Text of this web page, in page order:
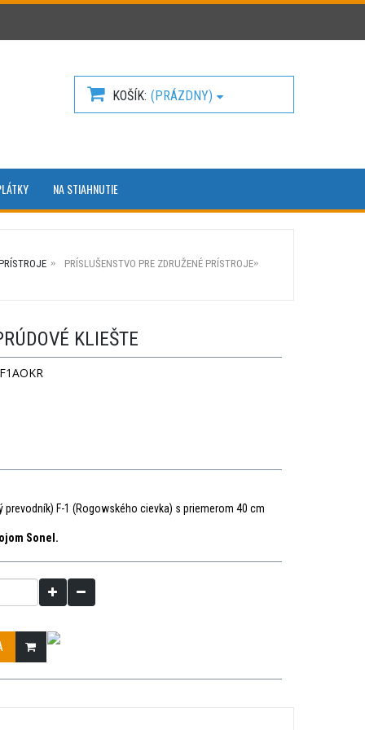
KOŠÍK (PRÁZDNY)
NA STIAHNUTIE
PRÍSLUŠENSTVO PRE ZDRUŽENÉ PRÍSTROJE
KLIEŠTE
prevodník) F-1 (Rogowského cievka) s priemerom 40 cm
Sonel.